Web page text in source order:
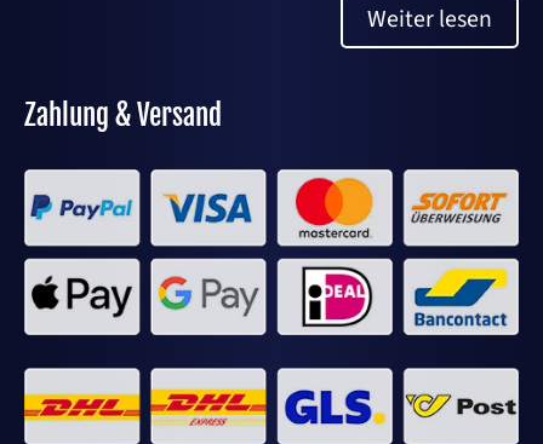
Weiter lesen
Zahlung & Versand